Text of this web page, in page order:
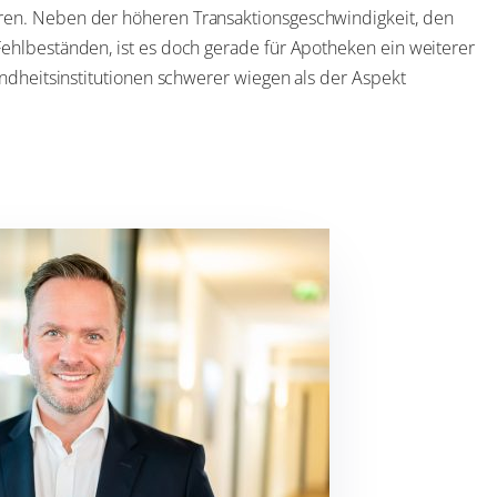
Neben der höheren Transaktionsgeschwindigkeit, den
ist es doch gerade für Apotheken ein weiterer
schwerer wiegen als der Aspekt